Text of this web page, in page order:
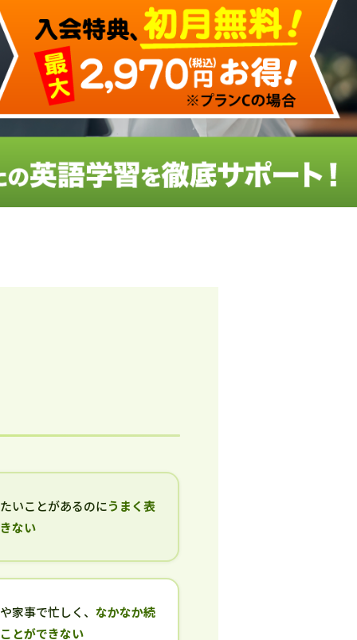
いことがあるのにうまく表
ない
家事で忙しく、なかなか続
とができない